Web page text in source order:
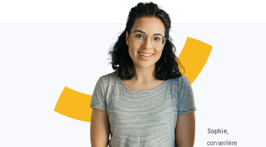
Sophie,
conseillère